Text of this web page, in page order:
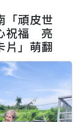
「頑皮世
祝福 亮
片」萌翻